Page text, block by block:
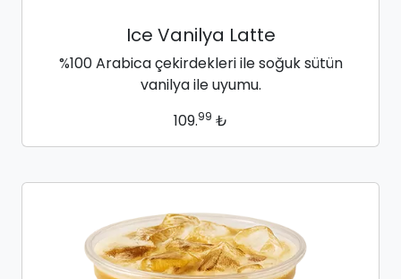
Ice Vanilya Latte
%100 Arabica çekirdekleri ile soğuk sütün
vanilya ile uyumu.
109.99 ₺